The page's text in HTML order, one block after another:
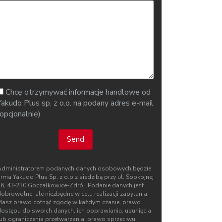
Chcę otrzymywać informacje handlowe od
Plus sp. z o.o. na podany adres e-mail
Send
podanych danych osobowych będzie
Yakudo Plus Sp. z o.o z siedzibą przy ul. Spokojnej
43‑230 Goczałkowice-Zdrój. Podanie danych jest
ale niezbędne w celu realizacji zapytania.
prawo cofnąć zgodę w każdym czasie, prawo
do swoich danych, ich poprawiania, usunięcia
ograniczenia przetwarzania, prawo sprzeciwu,